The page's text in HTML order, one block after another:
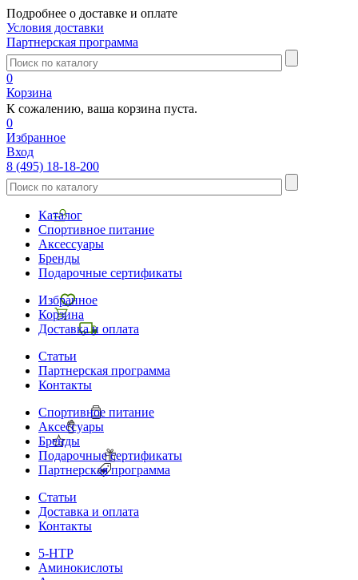
Подробнее о доставке и оплате
Условия доставки
Партнерская программа
0
Корзина
К сожалению, ваша корзина пуста.
0
Избранное
Вход
8 (495) 18-18-200
Каталог
Спортивное питание
Аксессуары
Бренды
Подарочные сертификаты
Избранное
Корзина
Доставка и оплата
Статьи
Партнерская программа
Контакты
Спортивное питание
Аксессуары
Бренды
Подарочные сертификаты
Партнерская программа
Статьи
Доставка и оплата
Контакты
5-HTP
Аминокислоты